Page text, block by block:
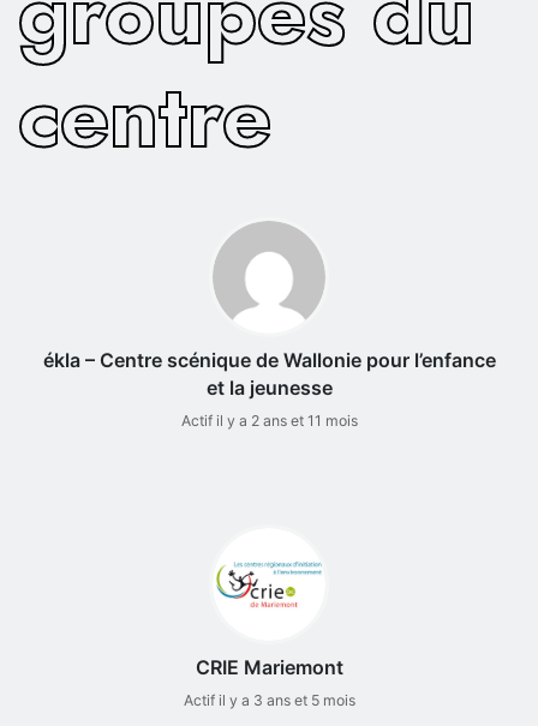
centre
ékla – Centre scénique de Wallonie pour l’enfance
et la jeunesse
Actif il y a 2 ans et 11 mois
CRIE Mariemont
Actif il y a 3 ans et 5 mois